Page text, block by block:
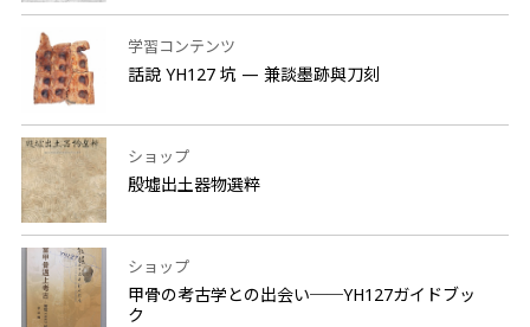
学習コンテンツ
話說 YH127 坑 — 兼談墨跡與刀刻
ショップ
殷墟出土器物選粹
ショップ
甲骨の考古学との出会い──YH127ガイドブッ
ク